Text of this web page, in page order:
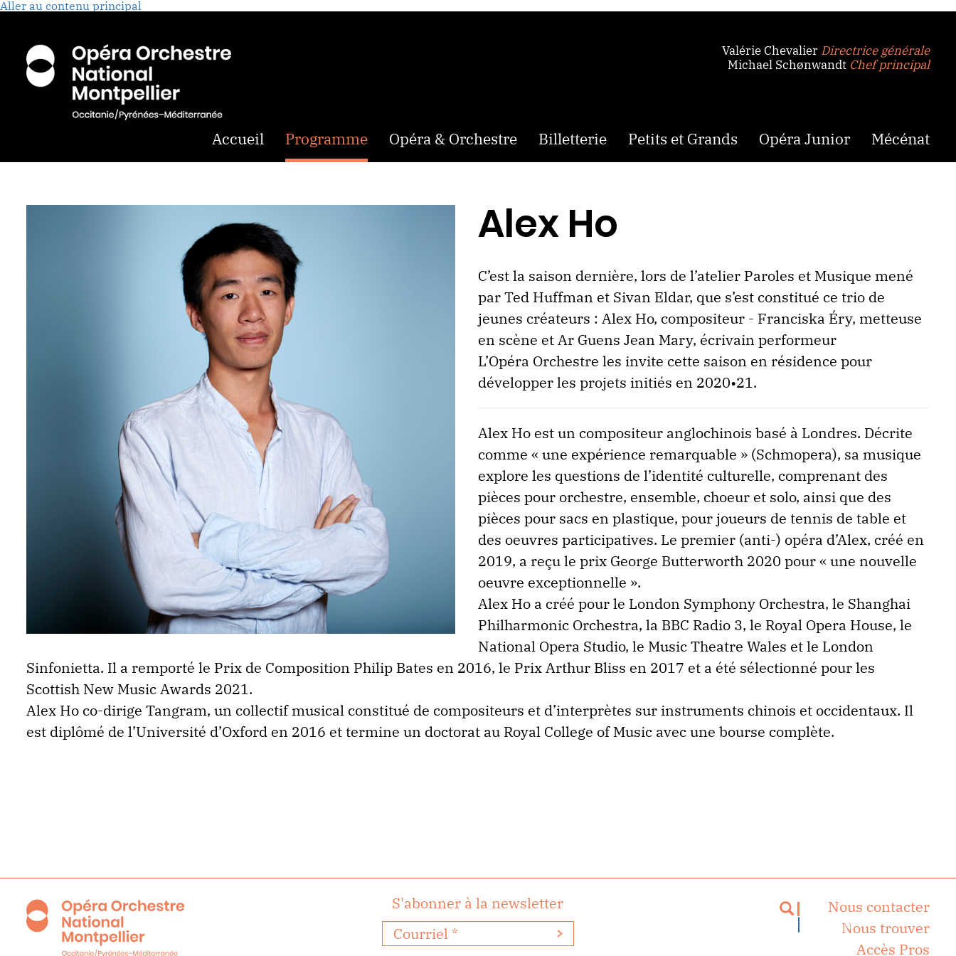
Aller au contenu principal
Valérie Chevalier Directrice générale
Michael Schønwandt Chef principal
Accueil Programme Opéra & Orchestre Billetterie Petits et Grands Opéra Junior Mécénat
Alex Ho
C’est la saison dernière, lors de l’atelier Paroles et Musique mené
par Ted Huffman et Sivan Eldar, que s’est constitué ce trio de
jeunes créateurs : Alex Ho, compositeur - Franciska Éry, metteuse
en scène et Ar Guens Jean Mary, écrivain performeur
L’Opéra Orchestre les invite cette saison en résidence pour
développer les projets initiés en 2020•21.
Alex Ho est un compositeur anglochinois basé à Londres. Décrite
comme « une expérience remarquable » (Schmopera), sa musique
explore les questions de l’identité culturelle, comprenant des
pièces pour orchestre, ensemble, choeur et solo, ainsi que des
pièces pour sacs en plastique, pour joueurs de tennis de table et
des oeuvres participatives. Le premier (anti-) opéra d’Alex, créé en
2019, a reçu le prix George Butterworth 2020 pour « une nouvelle
oeuvre exceptionnelle ».
Alex Ho a créé pour le London Symphony Orchestra, le Shanghai
Philharmonic Orchestra, la BBC Radio 3, le Royal Opera House, le
National Opera Studio, le Music Theatre Wales et le London
Sinfonietta. Il a remporté le Prix de Composition Philip Bates en 2016, le Prix Arthur Bliss en 2017 et a été sélectionné pour les
Scottish New Music Awards 2021.
Alex Ho co-dirige Tangram, un collectif musical constitué de compositeurs et d’interprètes sur instruments chinois et occidentaux. Il
est diplômé de l’Université d’Oxford en 2016 et termine un doctorat au Royal College of Music avec une bourse complète.
S'abonner à la newsletter
Rechercher
Nous contacter
Nous trouver
Accès Pros